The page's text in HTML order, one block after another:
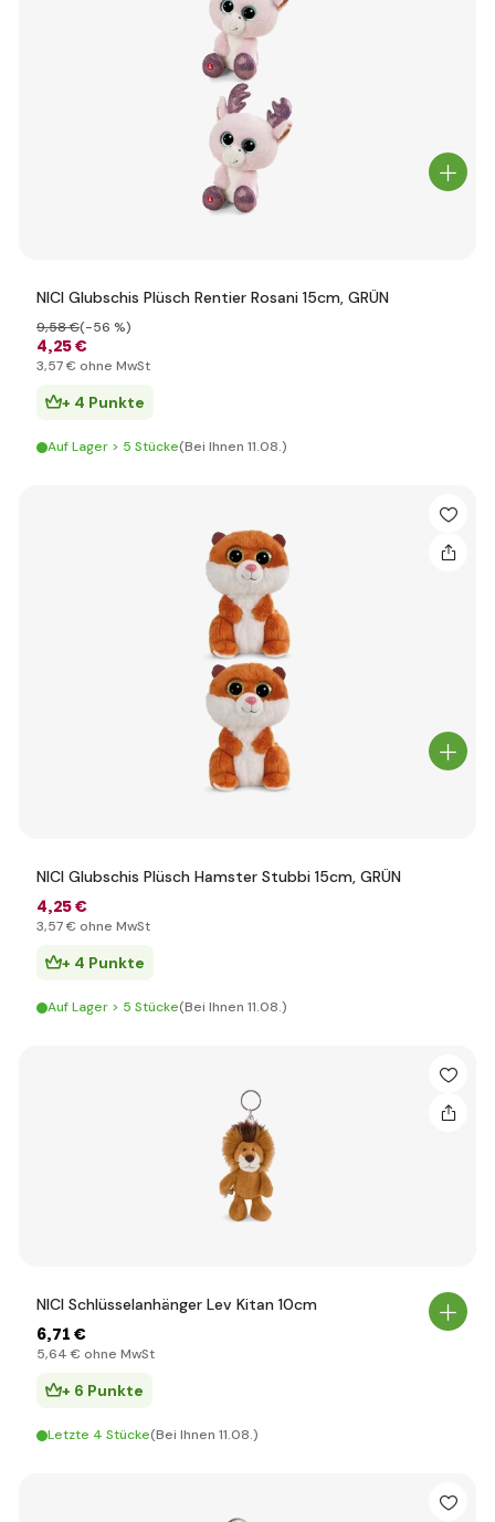
NICI Glubschis Plüsch Rentier Rosani 15cm, GRÜN
4,25 €
9,58 €(-56 %)
3,57 € ohne MwSt
+ 4 Punkte
Auf Lager > 5 Stücke(Bei Ihnen 11.08.)
NICI Glubschis Plüsch Hamster Stubbi 15cm, GRÜN
4,25 €
3,57 € ohne MwSt
+ 4 Punkte
Auf Lager > 5 Stücke(Bei Ihnen 11.08.)
NICI Schlüsselanhänger Lev Kitan 10cm
6,71 €
5,64 € ohne MwSt
+ 6 Punkte
Letzte 4 Stücke(Bei Ihnen 11.08.)